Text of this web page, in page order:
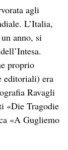
agli
L’Italia,
anno, si
proprio
editoriali) era
Ravagli
«Die Tragodie
«A Gugliemo